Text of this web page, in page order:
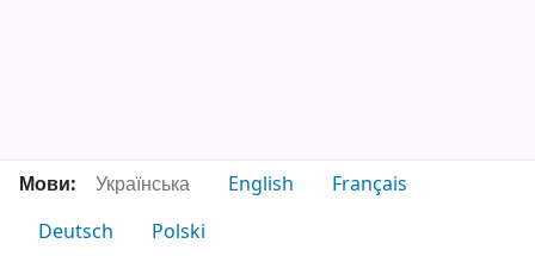
Мови: Українська English
Français
Deutsch
Polski